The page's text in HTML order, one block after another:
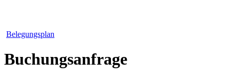
Belegungsplan
Buchungsanfrage